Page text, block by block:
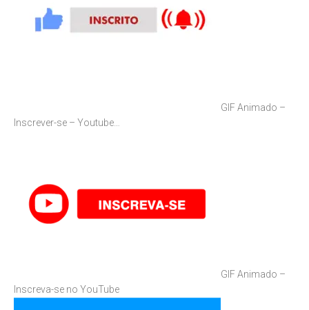
GIF Animado –
Inscrever-se – Youtube…
GIF Animado –
Inscreva-se no YouTube